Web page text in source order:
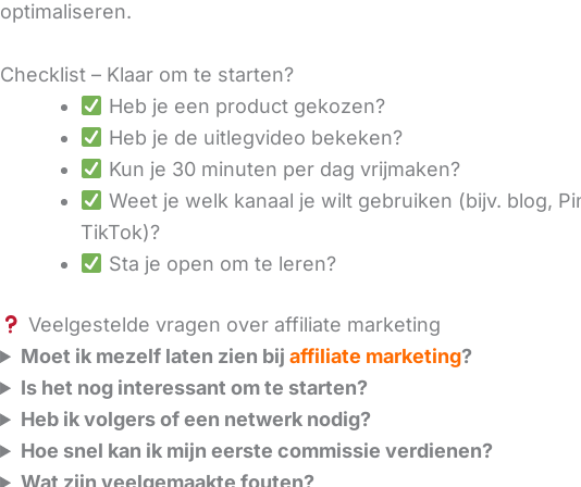
optimaliseren.
Checklist – Klaar om te starten?
Heb je een product gekozen?
Heb je de uitlegvideo bekeken?
Kun je 30 minuten per dag vrijmaken?
Weet je welk kanaal je wilt gebruiken (bijv. blog,
TikTok)?
Sta je open om te leren?
Veelgestelde vragen over affiliate marketing
Moet ik mezelf laten zien bijaffiliate marketing?
Is het nog interessant om te starten?
Heb ik volgers of een netwerk nodig?
Hoe snel kan ik mijn eerste commissie verdienen?
Wat zijn veelgemaakte fouten?